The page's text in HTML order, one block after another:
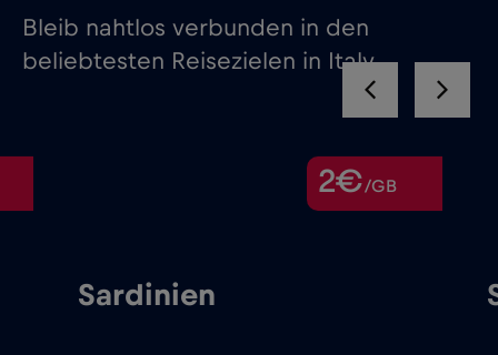
Bleib nahtlos verbunden in den
beliebtesten Reisezielen in Italy
2€/GB
Sardinien